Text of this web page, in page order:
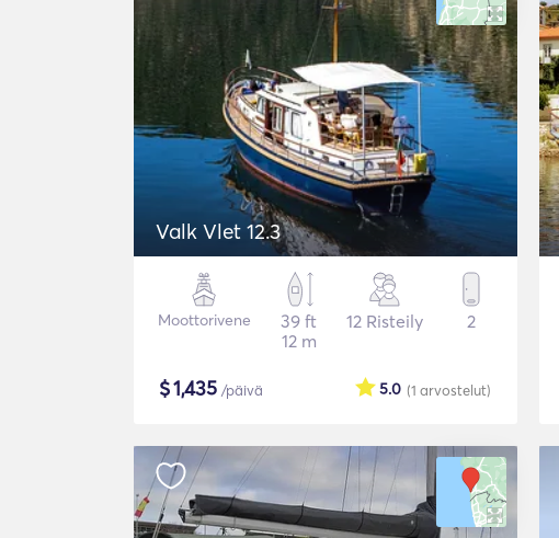
Valk Vlet 12.3
Moottorivene
39 ft
12 m
12 Risteily 2
$1,435 /päivä (1 arvostelut)
5.0